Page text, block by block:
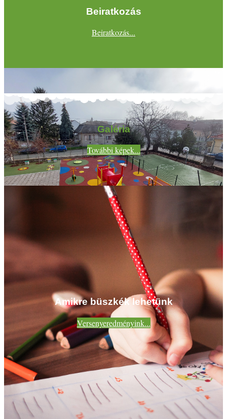
Beiratkozás
Beiratkozás...
Galéria
További képek...
Amikre büszkék lehetünk
Versenyeredményink...